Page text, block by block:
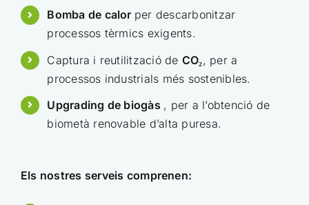
Bomba de calor per descarbonitzar
processos tèrmics exigents.
Captura i reutilització de CO₂, per a
processos industrials més sostenibles.
Upgrading de biogàs , per a l’obtenció de
biometà renovable d’alta puresa.
Els nostres serveis comprenen: